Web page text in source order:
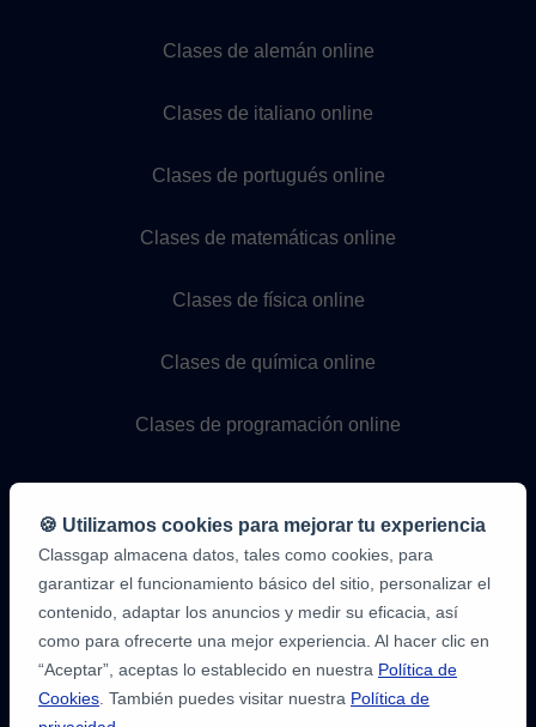
Clases de alemán online
Clases de italiano online
Clases de portugués online
Clases de matemáticas online
Clases de física online
Clases de química online
Clases de programación online
9,6/10
1,339,284
opiniones
🍪 Utilizamos cookies para mejorar tu experiencia
Classgap almacena datos, tales como cookies, para
garantizar el funcionamiento básico del sitio, personalizar el
contenido, adaptar los anuncios y medir su eficacia, así
como para ofrecerte una mejor experiencia. Al hacer clic en
“Aceptar”, aceptas lo establecido en nuestra Política de
Cookies . También puedes visitar nuestra Política de